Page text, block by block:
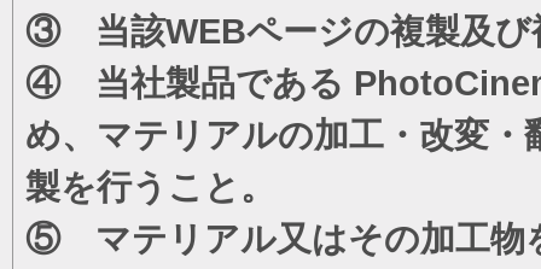
③ 当該WEBページの複製及び
④ 当社製品である
め、マテリアルの加工・改変
製を行うこと。
⑤ マテリアル又はその加工物